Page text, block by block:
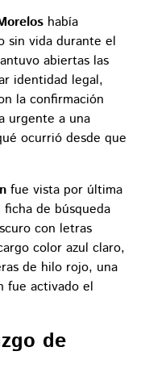
había
sin vida durante el
abiertas las
identidad legal,
la confirmación
urgente a una
ocurrió desde que
fue vista por última
ficha de búsqueda
con letras
color azul claro,
de hilo rojo, una
fue activado el
de